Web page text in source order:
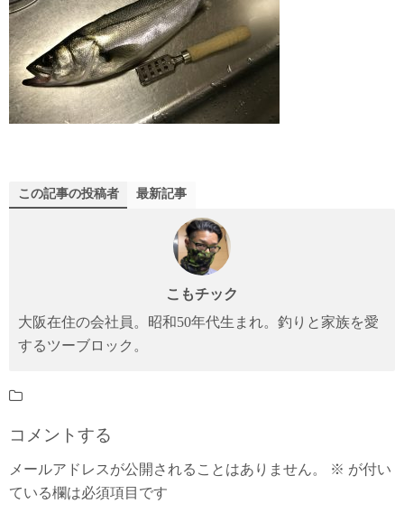
この記事の投稿者 最新記事
こもチック
大阪在住の会社員。昭和50年代生まれ。釣りと家族を愛
するツーブロック。
コメントする
メールアドレスが公開されることはありません。 ※ が付い
ている欄は必須項目です